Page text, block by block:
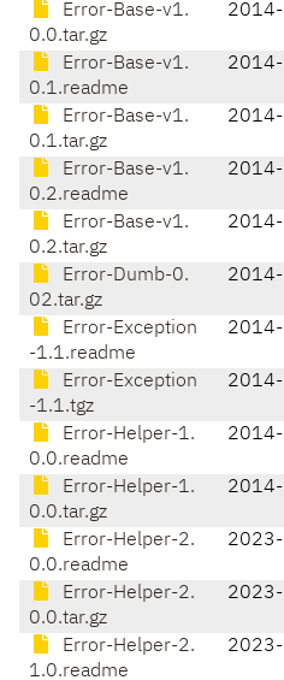
Error-Base-v1.
0.0.tar.gz
Error-Base-v1.
0.1.readme
Error-Base-v1.
0.1.tar.gz
Error-Base-v1.
0.2.readme
Error-Base-v1.
0.2.tar.gz
Error-Dumb-0.
02.tar.gz
Error-Exception
-1.1.readme
Error-Exception
-1.1.tgz
Error-Helper-1.
0.0.readme
Error-Helper-1.
0.0.tar.gz
Error-Helper-2.
0.0.readme
Error-Helper-2.
0.0.tar.gz
Error-Helper-2.
1.0.readme